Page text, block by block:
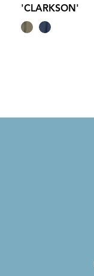
'CLARKSON'